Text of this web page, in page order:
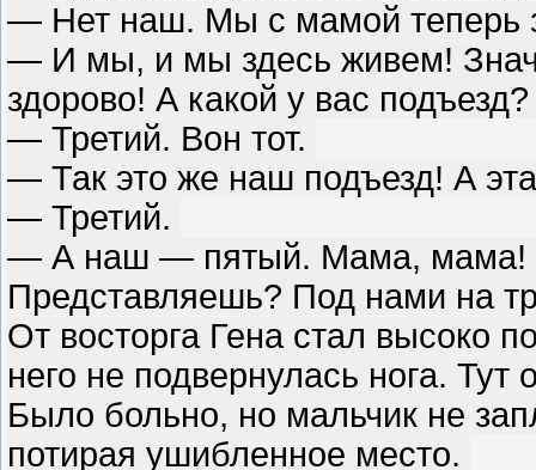
— Нет наш. Мы с мамой теперь
— И мы, и мы здесь живем!
здорово! А какой у вас
— Третий. Вон тот.
— Так это же наш подъезд! А
— Третий.
— А наш — пятый. Мама, мама!
Представляешь? Под нами на
От восторга Гена стал высоко
него не подвернулась нога.
Было больно, но мальчик не
потирая ушибленное место.